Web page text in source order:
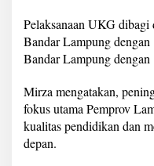
7
4
u
u
d
i
Pelaksanaan UKG
Bandar Lampung
Bandar Lampung dengan
Mirza mengatakan,
fokus utama Pemprov
kualitas pendidikan dan
depan.